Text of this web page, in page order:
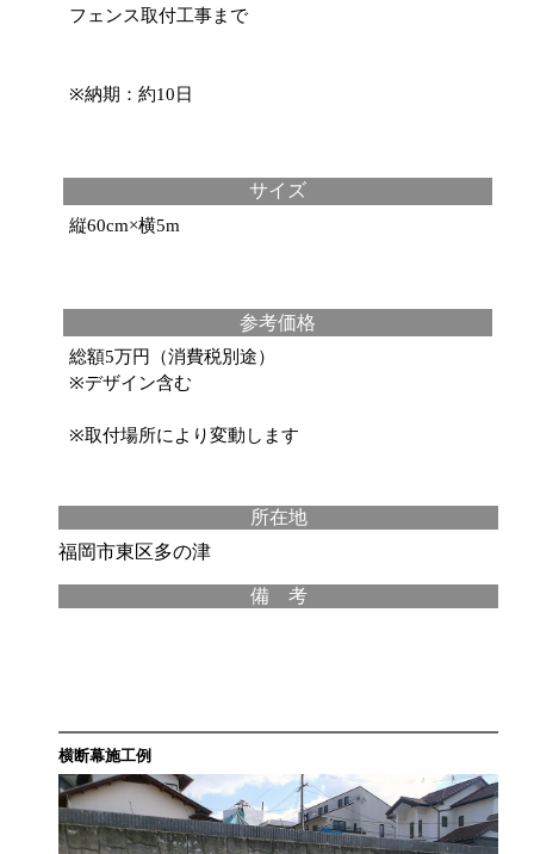
フェンス取付工事まで
※納期：約10日
サイズ
縦60cm×横5m
参考価格
総額5万円（消費税別途）
※デザイン含む
※取付場所により変動します
所在地
福岡市東区多の津
備 考
横断幕施工例